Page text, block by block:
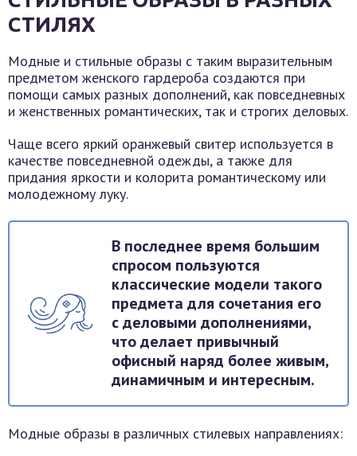
СТИЛЯХ
Модные и стильные образы с таким выразительным
предметом женского гардероба создаются при
помощи самых разных дополнений, как повседневных
и женственных романтических, так и строгих деловых.
Чаще всего яркий оранжевый свитер используется в
качестве повседневной одежды, а также для
придания яркости и колорита романтическому или
молодежному луку.
В последнее время большим
спросом пользуются
классические модели такого
предмета для сочетания его
с деловыми дополнениями,
что делает привычный
офисный наряд более живым,
динамичным и интересным.
Модные образы в различных стилевых направлениях: